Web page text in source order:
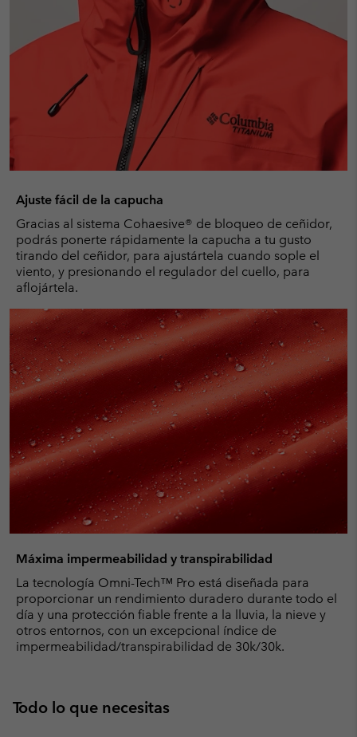
Ajuste fácil de la capucha
Gracias al sistema Cohaesive® de bloqueo de ceñidor,
podrás ponerte rápidamente la capucha a tu gusto
tirando del ceñidor, para ajustártela cuando sople el
viento, y presionando el regulador del cuello, para
aflojártela.
Máxima impermeabilidad y transpirabilidad
La tecnología Omni-Tech™ Pro está diseñada para
proporcionar un rendimiento duradero durante todo el
día y una protección fiable frente a la lluvia, la nieve y
otros entornos, con un excepcional índice de
impermeabilidad/transpirabilidad de 30k/30k.
Todo lo que necesitas